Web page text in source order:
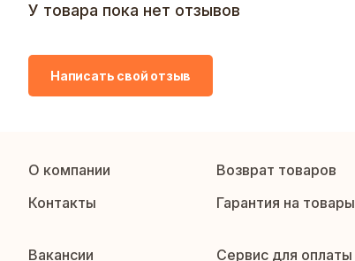
У товара пока нет отзывов
Написать свой отзыв
О компании Возврат товаров
Контакты
Гарантия на товары
Вакансии
Сервис для оплаты